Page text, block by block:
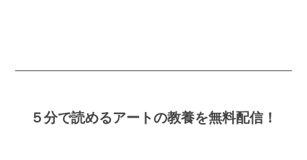
５分で読めるアートの教養を無料配信！